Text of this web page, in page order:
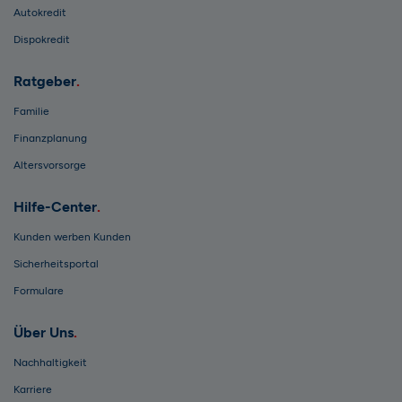
Autokredit
Dispokredit
Ratgeber
Familie
Finanzplanung
Altersvorsorge
Hilfe-Center
Kunden werben Kunden
Sicherheitsportal
Formulare
Über Uns
Nachhaltigkeit
Karriere